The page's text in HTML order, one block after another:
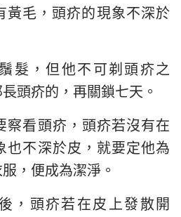
4 5 6 7
黃毛，頭疥的現象不深於
髮，但他不可剃頭疥之
頭疥的，再關鎖七天。
察看頭疥，頭疥若沒有在
也不深於皮，就要定他為
，便成為潔淨。
，頭疥若在皮上發散開